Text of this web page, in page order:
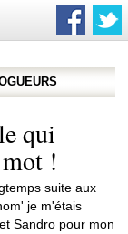
qui
!
suite aux
je m'étais
Sandro pour mon